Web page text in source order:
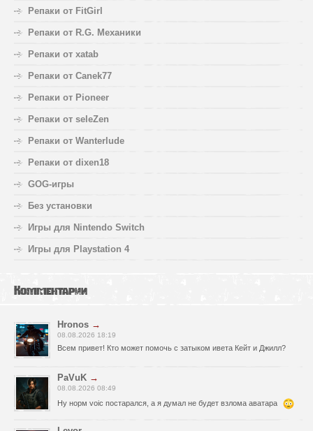
Репаки от FitGirl
Репаки от R.G. Механики
Репаки от xatab
Репаки от Canek77
Репаки от Pioneer
Репаки от seleZen
Репаки от Wanterlude
Репаки от dixen18
GOG-игры
Без установки
Игры для Nintendo Switch
Игры для Playstation 4
Комментарии
Hronos →
08.08.2026 18:19
Всем привет! Кто может помочь с затыком ивета Кейт и Джилл?
PaVuK →
08.08.2026 08:49
Ну норм voic постарался, а я думал не будет взлома аватара